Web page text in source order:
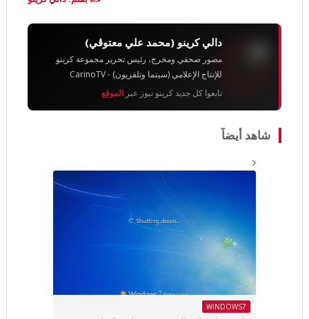
دالي كرينو (محمد علي معتوڨي)
مصور صحفي ومخرج، رئيس تحرير مجموعة كرينو
للإنتاج الإعلامي (سينما وتلفزيون) - CarinoTV
تابعوا كل جديد كرينو نيوز عبر الموقع
شاهد أيضاً
WINDOWS7